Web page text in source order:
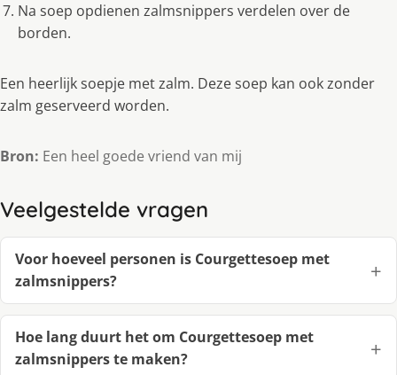
Na soep opdienen zalmsnippers verdelen over de
borden.
Een heerlijk soepje met zalm. Deze soep kan ook zonder
zalm geserveerd worden.
Bron: Een heel goede vriend van mij
Veelgestelde vragen
Voor hoeveel personen is Courgettesoep met
zalmsnippers?
Hoe lang duurt het om Courgettesoep met
zalmsnippers te maken?